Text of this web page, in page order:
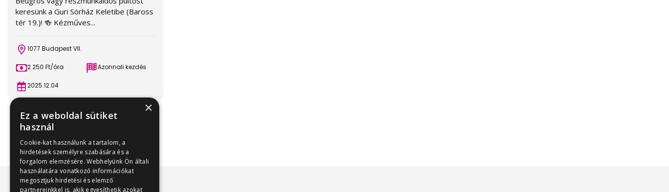
keresünk a Guri Sörház Keletibe (Baross
tér 19.)! 🍻 Kézműves...
1077 Budapest VII.
2 250 Ft/óra Azonnali kezdés
2025.12.04
×
Ez a weboldal sütiket
használ
Cookie-kat használunk a tartalom, a
hirdetések személyre szabására és a
forgalom elemzésére. Webhelyünk Ön általi
használatára vonatkozó információkat
megosztjuk hirdetési és elemző
partnereinkkel is, akik egyesíthetik azokat